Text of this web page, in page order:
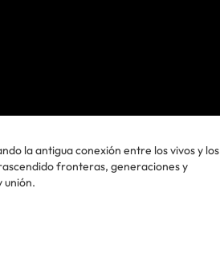
la antigua conexión entre los vivos y los
fronteras, generaciones y
unión.